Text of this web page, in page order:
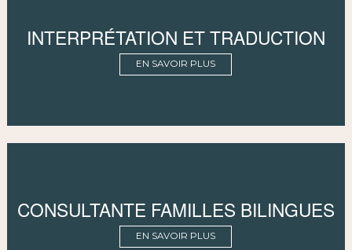
INTERPRÉTATION ET TRADUCTION
EN SAVOIR PLUS
CONSULTANTE FAMILLES BILINGUES
EN SAVOIR PLUS